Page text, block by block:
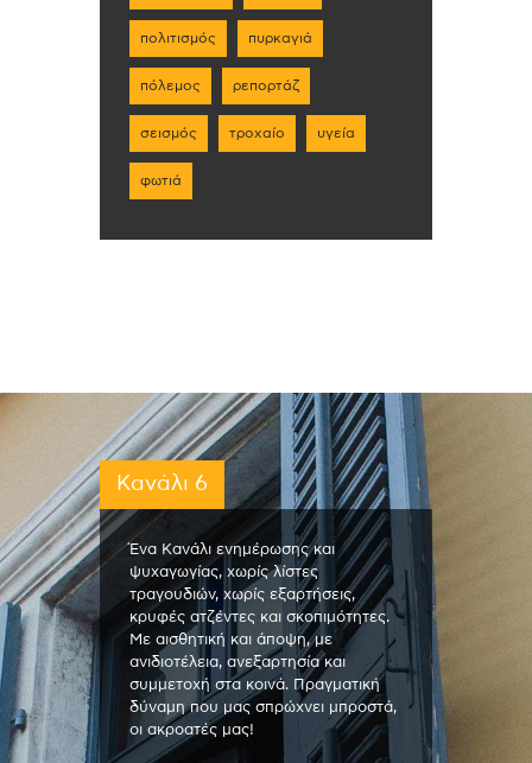
πολιτισμός πυρκαγιά
πόλεμος ρεπορτάζ
σεισμός τροχαίο υγεία
φωτιά
Κανάλι 6
Ένα Κανάλι ενημέρωσης και
ψυχαγωγίας, χωρίς λίστες
τραγουδιών, χωρίς εξαρτήσεις,
κρυφές ατζέντες και σκοπιμότητες.
Με αισθητική και άποψη, με
ανιδιοτέλεια, ανεξαρτησία και
συμμετοχή στα κοινά. Πραγματική
δύναμη που μας σπρώχνει μπροστά,
οι ακροατές μας!